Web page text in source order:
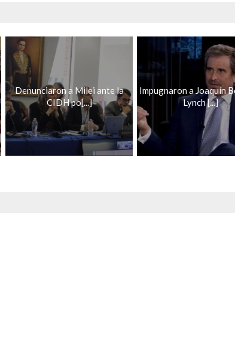
Denunciaron a Milei ante la
CIDH po[...]
Impugnaron a Joaquín
Lynch [...]